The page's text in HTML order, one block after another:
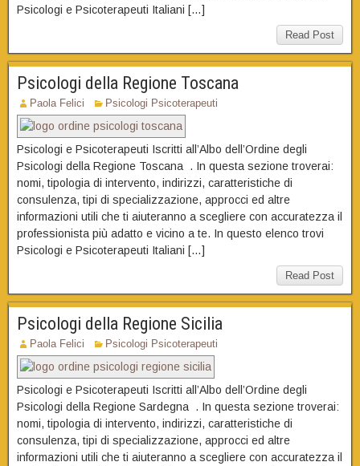
Psicologi e Psicoterapeuti Italiani […]
Read Post
Psicologi della Regione Toscana
Paola Felici Psicologi Psicoterapeuti
Psicologi e Psicoterapeuti Iscritti all’Albo dell’Ordine degli
Psicologi della Regione Toscana . In questa sezione troverai:
nomi, tipologia di intervento, indirizzi, caratteristiche di
consulenza, tipi di specializzazione, approcci ed altre
informazioni utili che ti aiuteranno a scegliere con accuratezza il
professionista più adatto e vicino a te. In questo elenco trovi
Psicologi e Psicoterapeuti Italiani […]
Read Post
Psicologi della Regione Sicilia
Paola Felici Psicologi Psicoterapeuti
Psicologi e Psicoterapeuti Iscritti all’Albo dell’Ordine degli
Psicologi della Regione Sardegna . In questa sezione troverai:
nomi, tipologia di intervento, indirizzi, caratteristiche di
consulenza, tipi di specializzazione, approcci ed altre
informazioni utili che ti aiuteranno a scegliere con accuratezza il